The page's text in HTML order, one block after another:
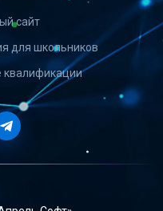
сайт
для школьников
квалификации
Telegram